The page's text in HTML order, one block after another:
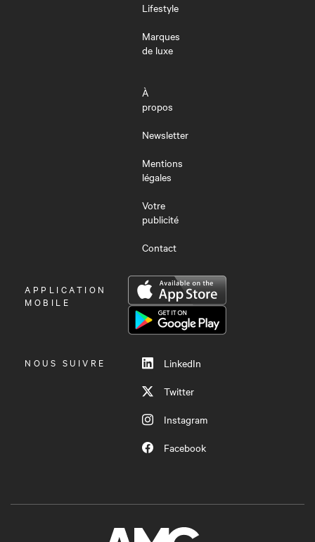
Lifestyle
Marques
de luxe
À
propos
Newsletter
Mentions
légales
Votre
publicité
Contact
OUVRIR
LE
APPLICATION
MOBILE
NOUS SUIVRE
LinkedIn
Twitter
Instagram
Facebook